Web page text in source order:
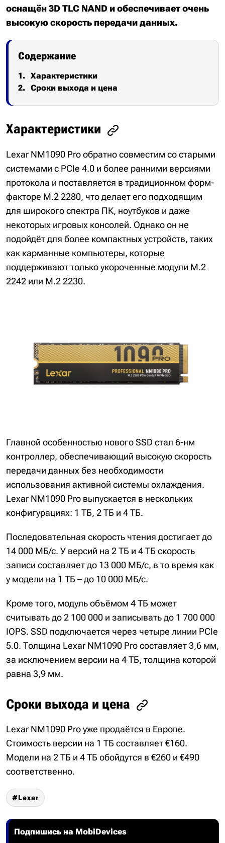
оснащён 3D TLC NAND и обеспечивает очень
высокую скорость передачи данных.
Содержание
Характеристики
Сроки выхода и цена
Характеристики
Lexar NM1090 Pro обратно совместим со старыми
системами с PCIe 4.0 и более ранними версиями
протокола и поставляется в традиционном форм-
факторе M.2 2280, что делает его подходящим
для широкого спектра ПК, ноутбуков и даже
некоторых игровых консолей. Однако он не
подойдёт для более компактных устройств, таких
как карманные компьютеры, которые
поддерживают только укороченные модули M.2
2242 или M.2 2230.
Главной особенностью нового SSD стал 6-нм
контроллер, обеспечивающий высокую скорость
передачи данных без необходимости
использования активной системы охлаждения.
Lexar NM1090 Pro выпускается в нескольких
конфигурациях: 1 ТБ, 2 ТБ и 4 ТБ.
Последовательная скорость чтения достигает до
14 000 МБ/с. У версий на 2 ТБ и 4 ТБ скорость
записи составляет до 13 000 МБ/с, в то время как
у модели на 1 ТБ – до 10 000 МБ/с.
Кроме того, модуль объёмом 4 ТБ может
считывать до 2 100 000 и записывать до 1 700 000
IOPS. SSD подключается через четыре линии PCIe
5.0. Толщина Lexar NM1090 Pro составляет 3,6 мм,
за исключением версии на 4 ТБ, толщина которой
равна 3,9 мм.
Сроки выхода и цена
Lexar NM1090 Pro уже продаётся в Европе.
Стоимость версии на 1 ТБ составляет €160.
Модели на 2 ТБ и 4 ТБ обойдутся в €260 и €490
соответственно.
Lexar
Подпишись на MobiDevices